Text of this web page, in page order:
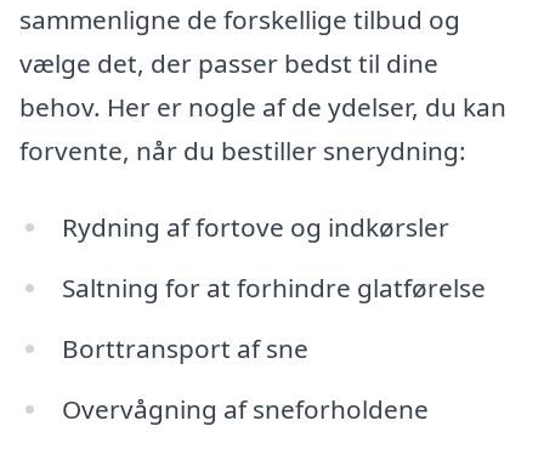
sammenligne de forskellige tilbud og
vælge det, der passer bedst til dine
behov. Her er nogle af de ydelser, du kan
forvente, når du bestiller snerydning:
Rydning af fortove og indkørsler
Saltning for at forhindre glatførelse
Borttransport af sne
Overvågning af sneforholdene